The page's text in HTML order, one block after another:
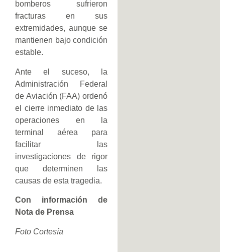
bomberos sufrieron
fracturas en sus
extremidades, aunque se
mantienen bajo condición
estable.
Ante el suceso, la
Administración Federal
de Aviación (FAA) ordenó
el cierre inmediato de las
operaciones en la
terminal aérea para
facilitar las
investigaciones de rigor
que determinen las
causas de esta tragedia.
Con información de
Nota de Prensa
Foto Cortesía